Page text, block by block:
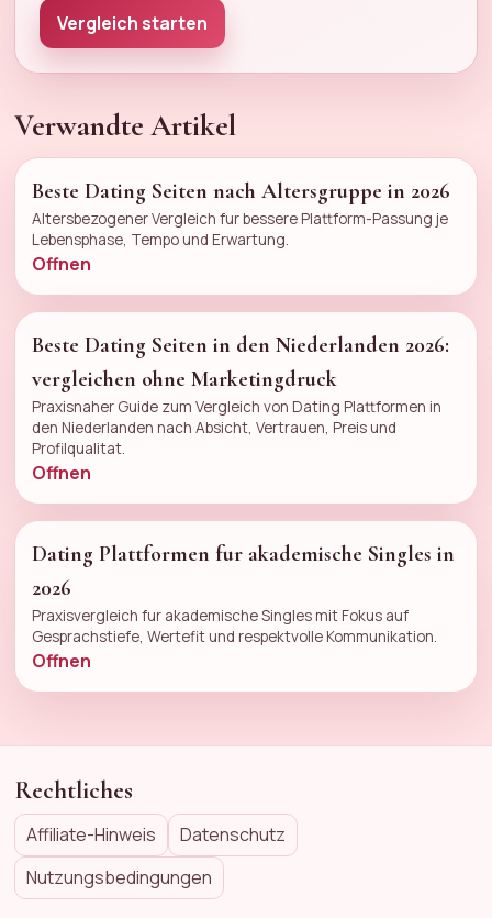
Vergleich starten
Verwandte Artikel
Beste Dating Seiten nach Altersgruppe in 2026
Altersbezogener Vergleich fur bessere Plattform-Passung je
Lebensphase, Tempo und Erwartung.
Offnen
Beste Dating Seiten in den Niederlanden 2026:
vergleichen ohne Marketingdruck
Praxisnaher Guide zum Vergleich von Dating Plattformen in
den Niederlanden nach Absicht, Vertrauen, Preis und
Profilqualitat.
Offnen
Dating Plattformen fur akademische Singles in
2026
Praxisvergleich fur akademische Singles mit Fokus auf
Gesprachstiefe, Wertefit und respektvolle Kommunikation.
Offnen
Rechtliches
Affiliate-Hinweis
Datenschutz
Nutzungsbedingungen